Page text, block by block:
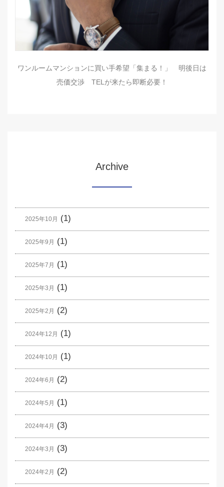
ワンルームマンションに買い手希望「集まる！」 明後日は
売価交渉 TELが来たら即断必要！
Archive
2025年10月 (1)
2025年9月 (1)
2025年7月 (1)
2025年3月 (1)
2025年2月 (2)
2024年12月 (1)
2024年10月 (1)
2024年6月 (2)
2024年5月 (1)
2024年4月 (3)
2024年3月 (3)
2024年2月 (2)